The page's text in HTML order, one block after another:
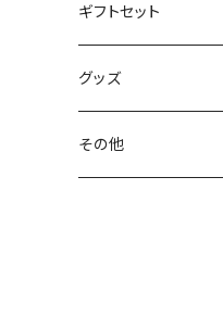
ハーブソルト
ハーブシュガー
シングルハーブティー
ギフトセット
グッズ
その他